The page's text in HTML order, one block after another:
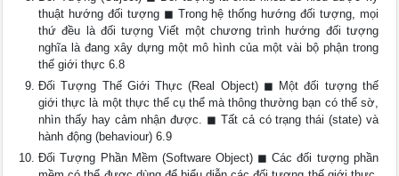
thuật hướng đối tượng ◼ Trong hệ thống hướng đối tượng, mọi
thứ đều là đối tượng Viết một chương trình hướng đối tượng
nghĩa là đang xây dựng một mô hình của một vài bộ phận trong
thế giới thực 6.8
Đối Tượng Thế Giới Thực (Real Object) ◼ Một đối tượng thế
giới thực là một thực thể cụ thể mà thông thường bạn có thể sờ,
nhìn thấy hay cảm nhận được. ◼ Tất cả có trạng thái (state) và
hành động (behaviour) 6.9
Đối Tượng Phần Mềm (Software Object) ◼ Các đối tượng phần